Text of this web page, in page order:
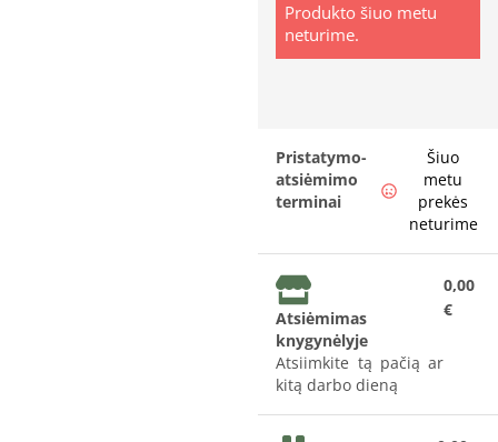
Produkto šiuo metu
neturime.
Pristatymo-
atsiėmimo
terminai
Šiuo
metu
prekės
neturime
Atsiėmimas
knygynėlyje
Atsiimkite tą pačią ar
kitą darbo dieną
0,00
€